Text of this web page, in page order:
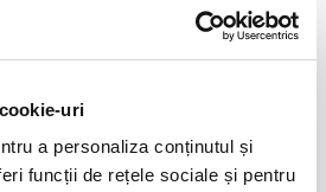
uri
a personaliza conținutul și
funcții de rețele sociale și pentru
aug
pentru barbati nebuni 22
aug